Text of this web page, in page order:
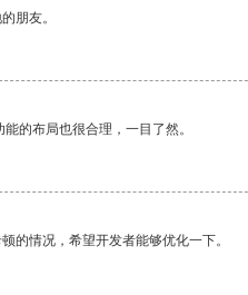
朋友。
的布局也很合理，一目了然。
的情况，希望开发者能够优化一下。